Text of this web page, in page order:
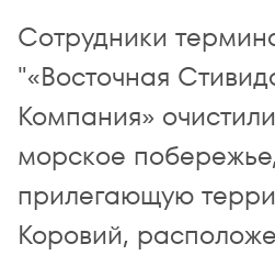
Сотрудники
"«Восточная
Компания»
морское
прилегающую
Коровий,